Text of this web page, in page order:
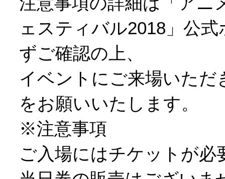
ェスティバル2018」公
ずご確認の上、
イベントにご来場いただ
をお願いいたします。
※注意事項
ご入場にはチケットが必